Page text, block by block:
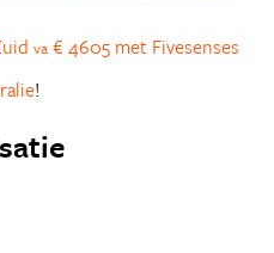
va € 4605 met Fivesenses
!